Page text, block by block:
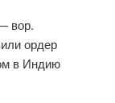
вор.
ордер
в Индию